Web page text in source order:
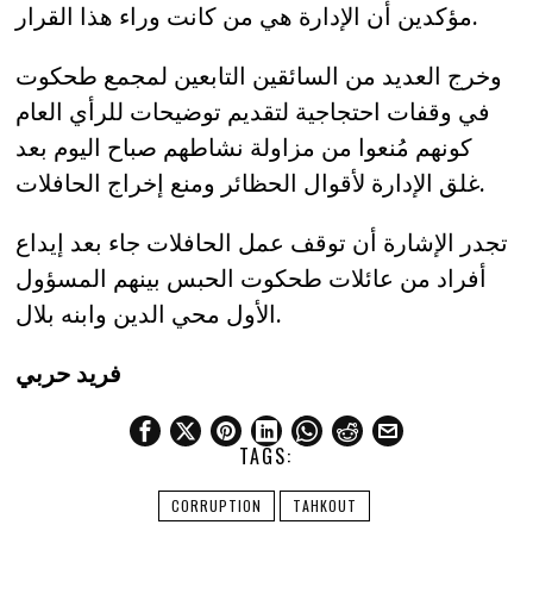
مؤكدين أن الإدارة هي من كانت وراء هذا القرار.
وخرج العديد من السائقين التابعين لمجمع طحكوت
في وقفات احتجاجية لتقديم توضيحات للرأي العام
كونهم مُنعوا من مزاولة نشاطهم صباح اليوم بعد
غلق الإدارة لأقوال الحظائر ومنع إخراج الحافلات.
تجدر الإشارة أن توقف عمل الحافلات جاء بعد إيداع
أفراد من عائلات طحكوت الحبس بينهم المسؤول
الأول محي الدين وابنه بلال.
فريد حربي
TAGS:
CORRUPTION TAHKOUT